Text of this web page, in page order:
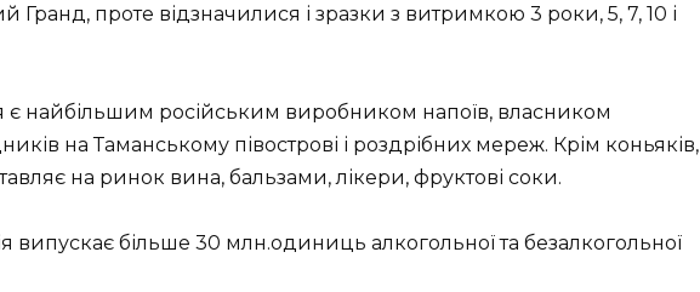
Гранд, проте відзначилися і зразки з витримкою 3 роки, 5, 7, 10 і
є найбільшим російським виробником напоїв, власником
на Таманському півострові і роздрібних мереж. Крім коньяків,
на ринок вина, бальзами, лікери, фруктові соки.
випускає більше 30 млн.одиниць алкогольної та безалкогольної